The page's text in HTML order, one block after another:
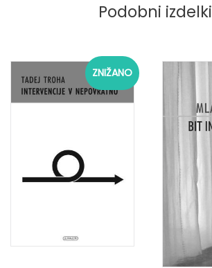
Podobni izdelki
ZNIŽANO
Izvirna
cena
je
Trenutna
cena
je: